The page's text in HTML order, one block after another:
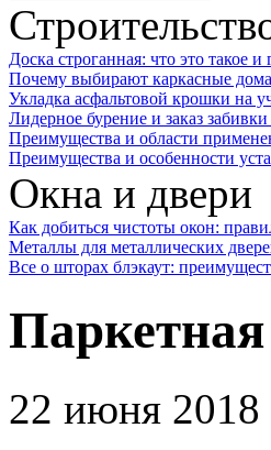
Доска строганная: что это такое
Почему выбирают каркасные
Укладка асфальтовой крошки на
Лидерное бурение и заказ
Преимущества и области
Преимущества и особенности
Окна и двери
Как добиться чистоты окон:
Металлы для металлических
Все о шторах блэкаут:
Паркетная
22 июня 2018